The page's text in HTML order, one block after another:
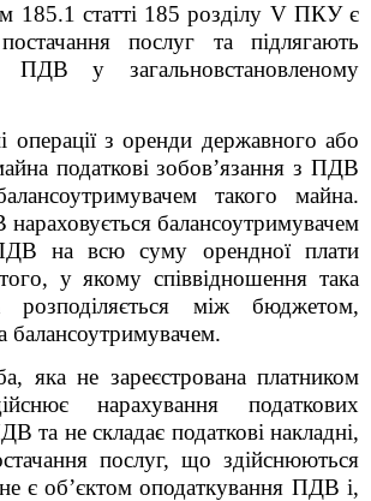
185.1 статті 185 розділу VПКУ є
послуг та підлягають
ПДВ у загальновстановленому
операції з оренди державного або
податкові зобов’язання з ПДВ
такого майна.
балансоутримувачем
на всю суму орендної плати
у якому співвідношення така
розподіляється між бюджетом,
балансоутримувачем.
яка не зареєстрована платником
нарахування податкових
та не складає податкові накладні,
послуг, що здійснюються
є об’єктом оподаткування ПДВ і,